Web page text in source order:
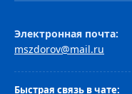
Электронная почта:
mszdorov@mail.ru
Быстрая связь в чате: